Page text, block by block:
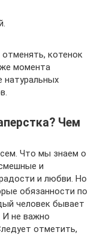
котенок
момента
натуральных
Чем
Что мы знаем о
и
и любви. Но
обязанности по
человек бывает
И не важно
отметить,